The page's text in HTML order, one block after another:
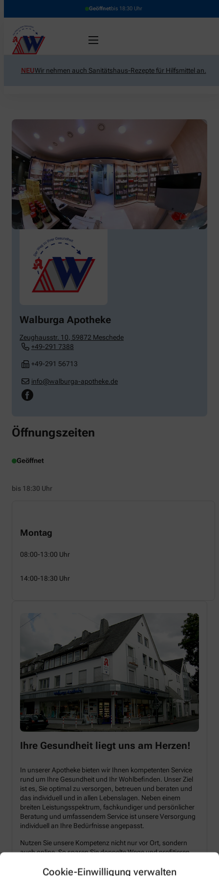
Cookie-Einwilligung verwalten
Geöffnetbis 18:30 Uhr
NEUWir nehmen auch Sanitätshaus-Rezepte für Hilfsmittel an.
Walburga Apotheke
Zeughausstr. 10, 59872 Meschede
+49-291 7388
+49-291 56713
info@walburga-apotheke.de
Öffnungszeiten
Geöffnet
bis 18:30 Uhr
Montag
08:00-13:00 Uhr
14:00-18:30 Uhr
Ihre Gesundheit liegt uns am Herzen!
In unserer Apotheke bieten wir Ihnen kompetenten Service
rund um Ihre Gesundheit und Ihr Wohlbefinden. Unser Ziel
ist es, Sie optimal zu versorgen, betreuen und beraten und
das individuell und in allen Lebenslagen. Neben einem
breiten Leistungsspektrum, fachkundiger und persönlicher
Beratung und umfassendem Service ist unsere Versorgung
individuell an Ihre Bedürfnisse angepasst.
Nutzen Sie unsere Kompetenz nicht nur vor Ort, sondern
auch online. So sparen Sie doppelte Wege und profitieren